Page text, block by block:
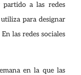
partido a las redes
para designar
En las redes sociales
en la que las